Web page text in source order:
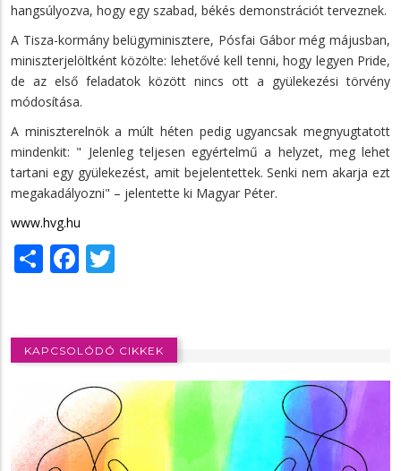
hangsúlyozva, hogy egy szabad, békés demonstrációt terveznek.
A Tisza-kormány belügyminisztere, Pósfai Gábor még májusban,
miniszterjelöltként közölte: lehetővé kell tenni, hogy legyen Pride,
de az első feladatok között nincs ott a gyülekezési törvény
módosítása.
A miniszterelnök a múlt héten pedig ugyancsak megnyugtatott
mindenkit: " Jelenleg teljesen egyértelmű a helyzet, meg lehet
tartani egy gyülekezést, amit bejelentettek. Senki nem akarja ezt
megakadályozni" – jelentette ki Magyar Péter.
www.hvg.hu
ShareFacebook
KAPCSOLÓDÓ CIKKEK